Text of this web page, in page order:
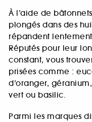
À l’aide de
plongés dans des
répandent
Réputés pour leur
constant, vous
prisées comme :
d’oranger,
vert ou basilic.
Parmi les marques